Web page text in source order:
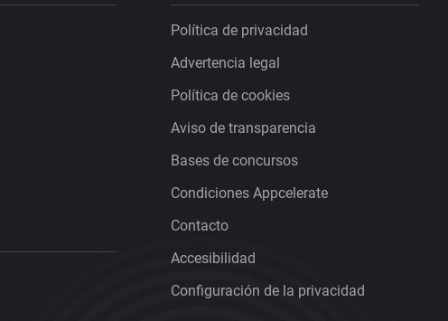
Política de privacidad
Advertencia legal
Política de cookies
Aviso de transparencia
Bases de concursos
Condiciones Appcelerate
Contacto
Accesibilidad
Configuración de la privacidad